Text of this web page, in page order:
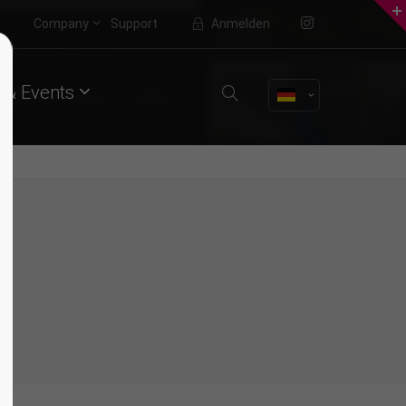
Lorem ipsum dolor sit amet,
Company Support Anmelden
& Events